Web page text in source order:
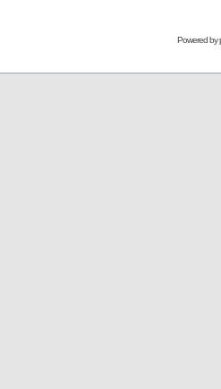
Powered by